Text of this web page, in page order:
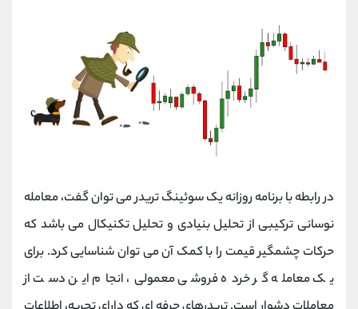
در رابطه با برنامه روزانه یک سوئینگ تریدر می توان گفت، معامله
نوسانی ترکیبی از تحلیل بنیادی و تحلیل تکنیکال می باشد که
حرکات چشمگیر قیمت را با کمک آن می توان شناسایی کرد. برای
یک معامله گر خرده فروشی معمولی، انجام این دست از